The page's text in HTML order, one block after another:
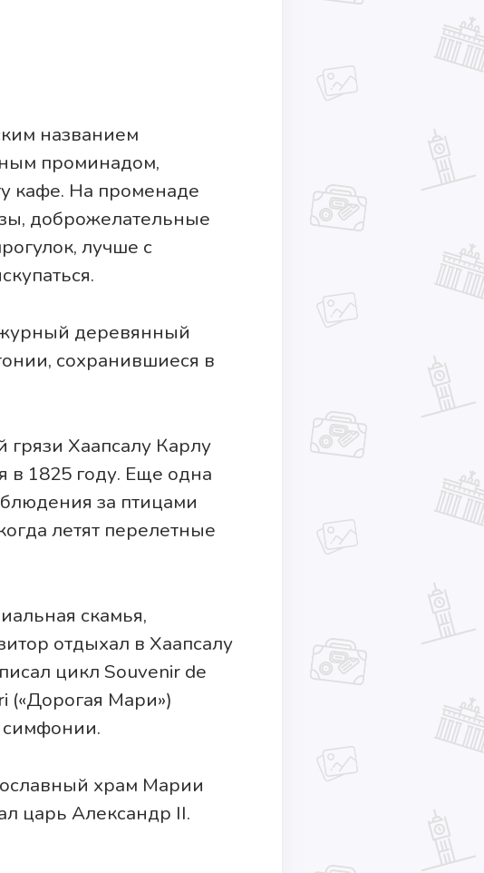
названием
проминадом,
кафе. На променаде
доброжелательные
лучше с
деревянный
сохранившиеся в
Хаапсалу Карлу
в 1825 году. Еще одна
за птицами
летят перелетные
скамья,
отдыхал в Хаапсалу
цикл Souvenir de
(«Дорогая Мари»)
симфонии.
храм Марии
царь Александр II.